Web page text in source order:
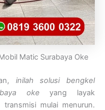
Matic Surabaya Oke
inilah solusi bengkel
oke yang layak
mulai menurun.